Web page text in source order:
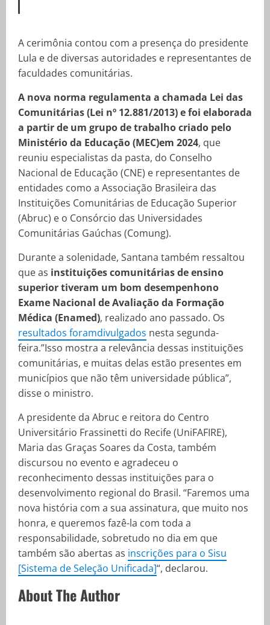
A cerimônia contou com a presença do presidente
Lula e de diversas autoridades e representantes de
faculdades comunitárias.
A nova norma regulamenta a chamada Lei das
Comunitárias (Lei nº 12.881/2013) e foi elaborada
a partir de um grupo de trabalho criado pelo
Ministério da Educação (MEC)em 2024, que
reuniu especialistas da pasta, do Conselho
Nacional de Educação (CNE) e representantes de
entidades como a Associação Brasileira das
Instituições Comunitárias de Educação Superior
(Abruc) e o Consórcio das Universidades
Comunitárias Gaúchas (Comung).
Durante a solenidade, Santana também ressaltou
que as instituições comunitárias de ensino
superior tiveram um bom desempenhono
Exame Nacional de Avaliação da Formação
Médica (Enamed), realizado ano passado. Os
resultados foramdivulgados nesta segunda-
feira.”Isso mostra a relevância dessas instituições
comunitárias, e muitas delas estão presentes em
municípios que não têm universidade pública”,
disse o ministro.
A presidente da Abruc e reitora do Centro
Universitário Frassinetti do Recife (UniFAFIRE),
Maria das Graças Soares da Costa, também
discursou no evento e agradeceu o
reconhecimento dessas instituições para o
desenvolvimento regional do Brasil. “Faremos uma
nova história com a sua assinatura, que muito nos
honra, e queremos fazê-la com toda a
responsabilidade, sobretudo no dia em que
também são abertas as inscrições para o Sisu
[Sistema de Seleção Unificada]“, declarou.
About The Author